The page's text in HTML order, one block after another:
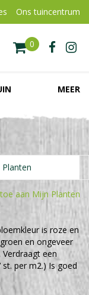
Ons tuincentrum
MEER
aan Mijn Planten
is roze en
en ongeveer
een
per m2.) Is goed